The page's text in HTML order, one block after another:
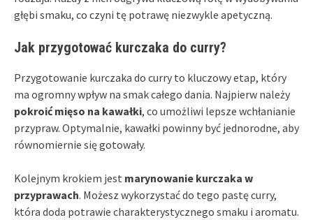
głębi smaku, co czyni tę potrawę niezwykle apetyczną.
Jak przygotować kurczaka do curry?
Przygotowanie kurczaka do curry to kluczowy etap, który
ma ogromny wpływ na smak całego dania. Najpierw należy
pokroić mięso na kawałki, co umożliwi lepsze wchłanianie
przypraw. Optymalnie, kawałki powinny być jednorodne, aby
równomiernie się gotowały.
Kolejnym krokiem jest marynowanie kurczaka w
przyprawach. Możesz wykorzystać do tego pastę curry,
która doda potrawie charakterystycznego smaku i aromatu.